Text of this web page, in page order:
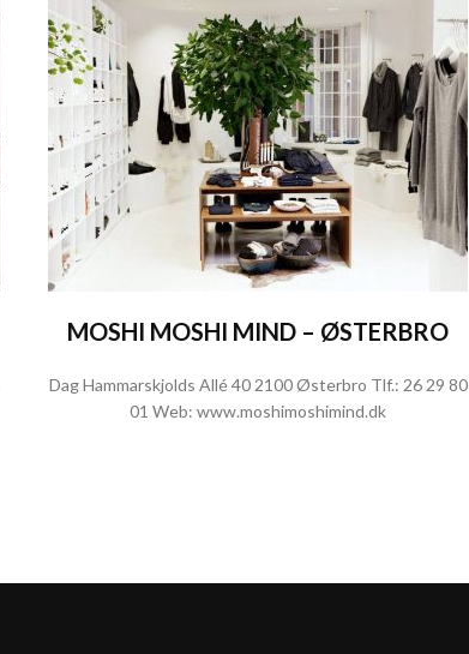
MOSHI MOSHI MIND – ØSTERBRO
Dag Hammarskjolds Allé 40 2100 Østerbro Tlf.: 26 29 80
01 Web: www.moshimoshimind.dk